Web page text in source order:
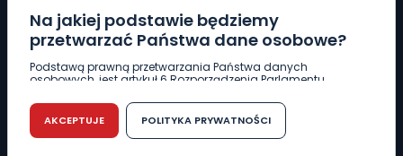
Na jakiej podstawie będziemy
przetwarzać Państwa dane osobowe?
Podstawą prawną przetwarzania Państwa danych
osobowych, jest artykuł 6 Rozporządzenia Parlamentu
r. w sprawie ochrony osób fizycznych w związku z
przetwarzaniem danych osobowych w sprawie
swobodnego przepływu takich danych oraz uchylenia
dyrektywy 95/46/WE (RODO).
AKCEPTUJE POLITYKA PRYWATNOŚCI
DZIAŁ REKLAMY
62 735 01 85 reklama@wlkp24.info
WIADOMOŚCI
CIEKAWOSTKI